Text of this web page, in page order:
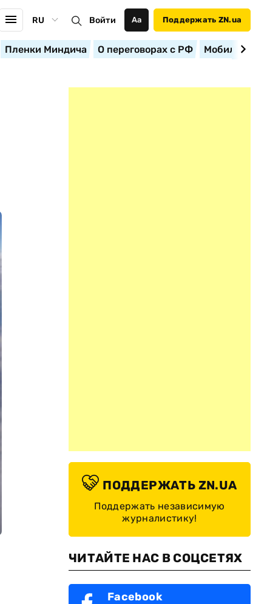
RU Войти Аа Поддержать ZN.ua
Пленки Миндича О переговорах с РФ
ПОДДЕРЖАТЬ ZN.UA
Поддержать независимую
журналистику!
ЧИТАЙТЕ НАС В СОЦСЕТЯХ
Facebook